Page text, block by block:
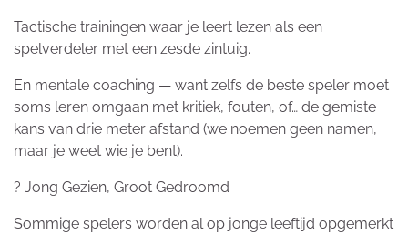
Tactische trainingen waar je leert lezen als een
spelverdeler met een zesde zintuig.
En mentale coaching — want zelfs de beste speler moet
soms leren omgaan met kritiek, fouten, of… de gemiste
kans van drie meter afstand (we noemen geen namen,
maar je weet wie je bent).
? Jong Gezien, Groot Gedroomd
Sommige spelers worden al op jonge leeftijd opgemerkt